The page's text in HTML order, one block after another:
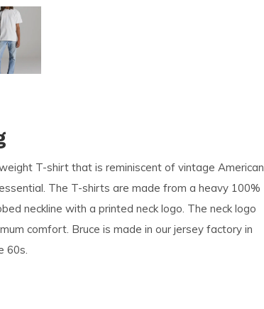
T-shirt that is reminiscent of vintage American
The T-shirts are made from a heavy 100%
neckline with a printed neck logo. The neck logo
comfort. Bruce is made in our jersey factory in
60s.